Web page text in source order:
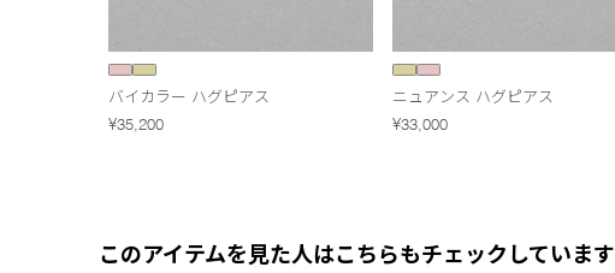
バイカラー ハグピアス
¥35,200
ニュアンス ハグピアス
¥33,000
このアイテムを見た人はこちらもチェックしています